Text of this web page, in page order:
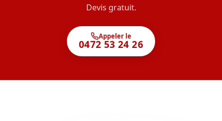
Devis gratuit.
Appeler le
0472 53 24 26